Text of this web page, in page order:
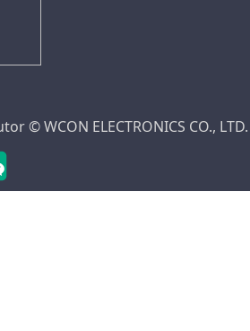
© WCON ELECTRONICS CO., LTD.